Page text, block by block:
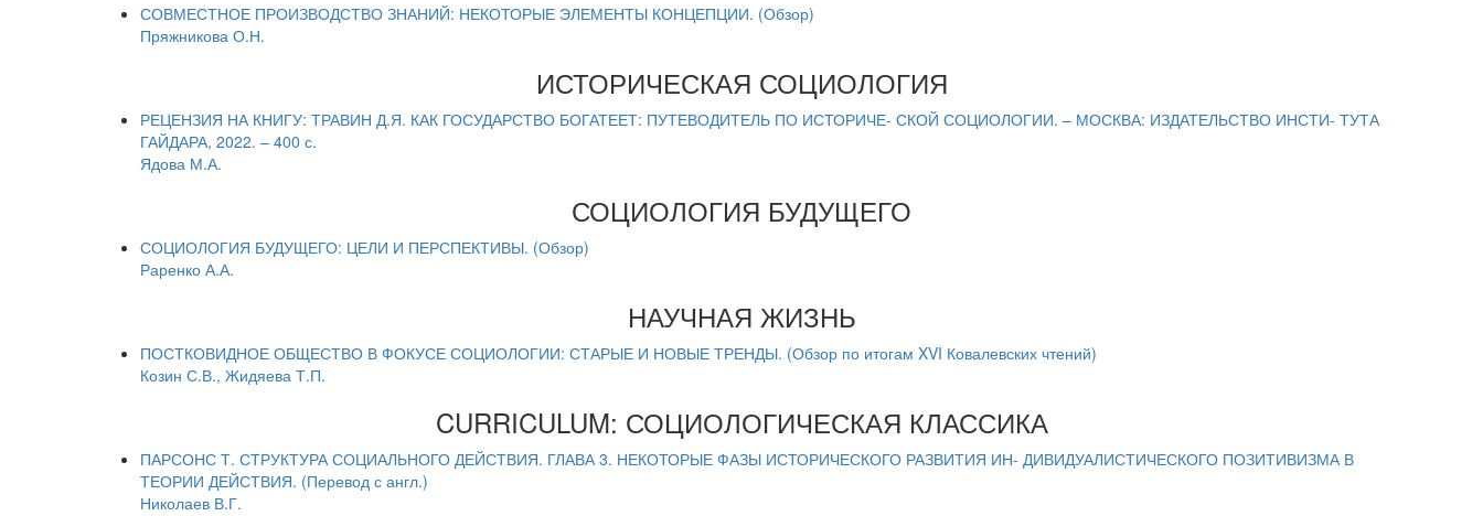
СОВМЕСТНОЕ ПРОИЗВОДСТВО ЗНАНИЙ: НЕКОТОРЫЕ ЭЛЕМЕНТЫ КОНЦЕПЦИИ. (Обзор)
Пряжникова О.Н.
ИСТОРИЧЕСКАЯ СОЦИОЛОГИЯ
РЕЦЕНЗИЯ НА КНИГУ: ТРАВИН Д.Я. КАК ГОСУДАРСТВО БОГАТЕЕТ: ПУТЕВОДИТЕЛЬ ПО ИСТОРИЧЕ- СКОЙ СОЦИОЛОГИИ. – МОСКВА: ИЗДАТЕЛЬСТВО ИНСТИ- ТУТА
ГАЙДАРА, 2022. – 400 с.
Ядова М.А.
СОЦИОЛОГИЯ БУДУЩЕГО
СОЦИОЛОГИЯ БУДУЩЕГО: ЦЕЛИ И ПЕРСПЕКТИВЫ. (Обзор)
Раренко А.А.
НАУЧНАЯ ЖИЗНЬ
ПОСТКОВИДНОЕ ОБЩЕСТВО В ФОКУСЕ СОЦИОЛОГИИ: СТАРЫЕ И НОВЫЕ ТРЕНДЫ. (Обзор по итогам XVI Ковалевских чтений)
Козин С.В., Жидяева Т.П.
CURRICULUM: СОЦИОЛОГИЧЕСКАЯ КЛАССИКА
ПАРСОНС Т. СТРУКТУРА СОЦИАЛЬНОГО ДЕЙСТВИЯ. ГЛАВА 3. НЕКОТОРЫЕ ФАЗЫ ИСТОРИЧЕСКОГО РАЗВИТИЯ ИН- ДИВИДУАЛИСТИЧЕСКОГО ПОЗИТИВИЗМА В
ТЕОРИИ ДЕЙСТВИЯ. (Перевод с англ.)
Николаев В.Г.